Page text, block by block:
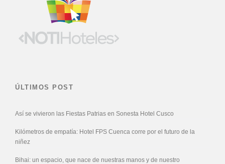
ÚLTIMOS POST
Así se vivieron las Fiestas Patrias en Sonesta Hotel Cusco
Kilómetros de empatía: Hotel FPS Cuenca corre por el futuro de la
niñez
Bihai: un espacio, que nace de nuestras manos y de nuestro